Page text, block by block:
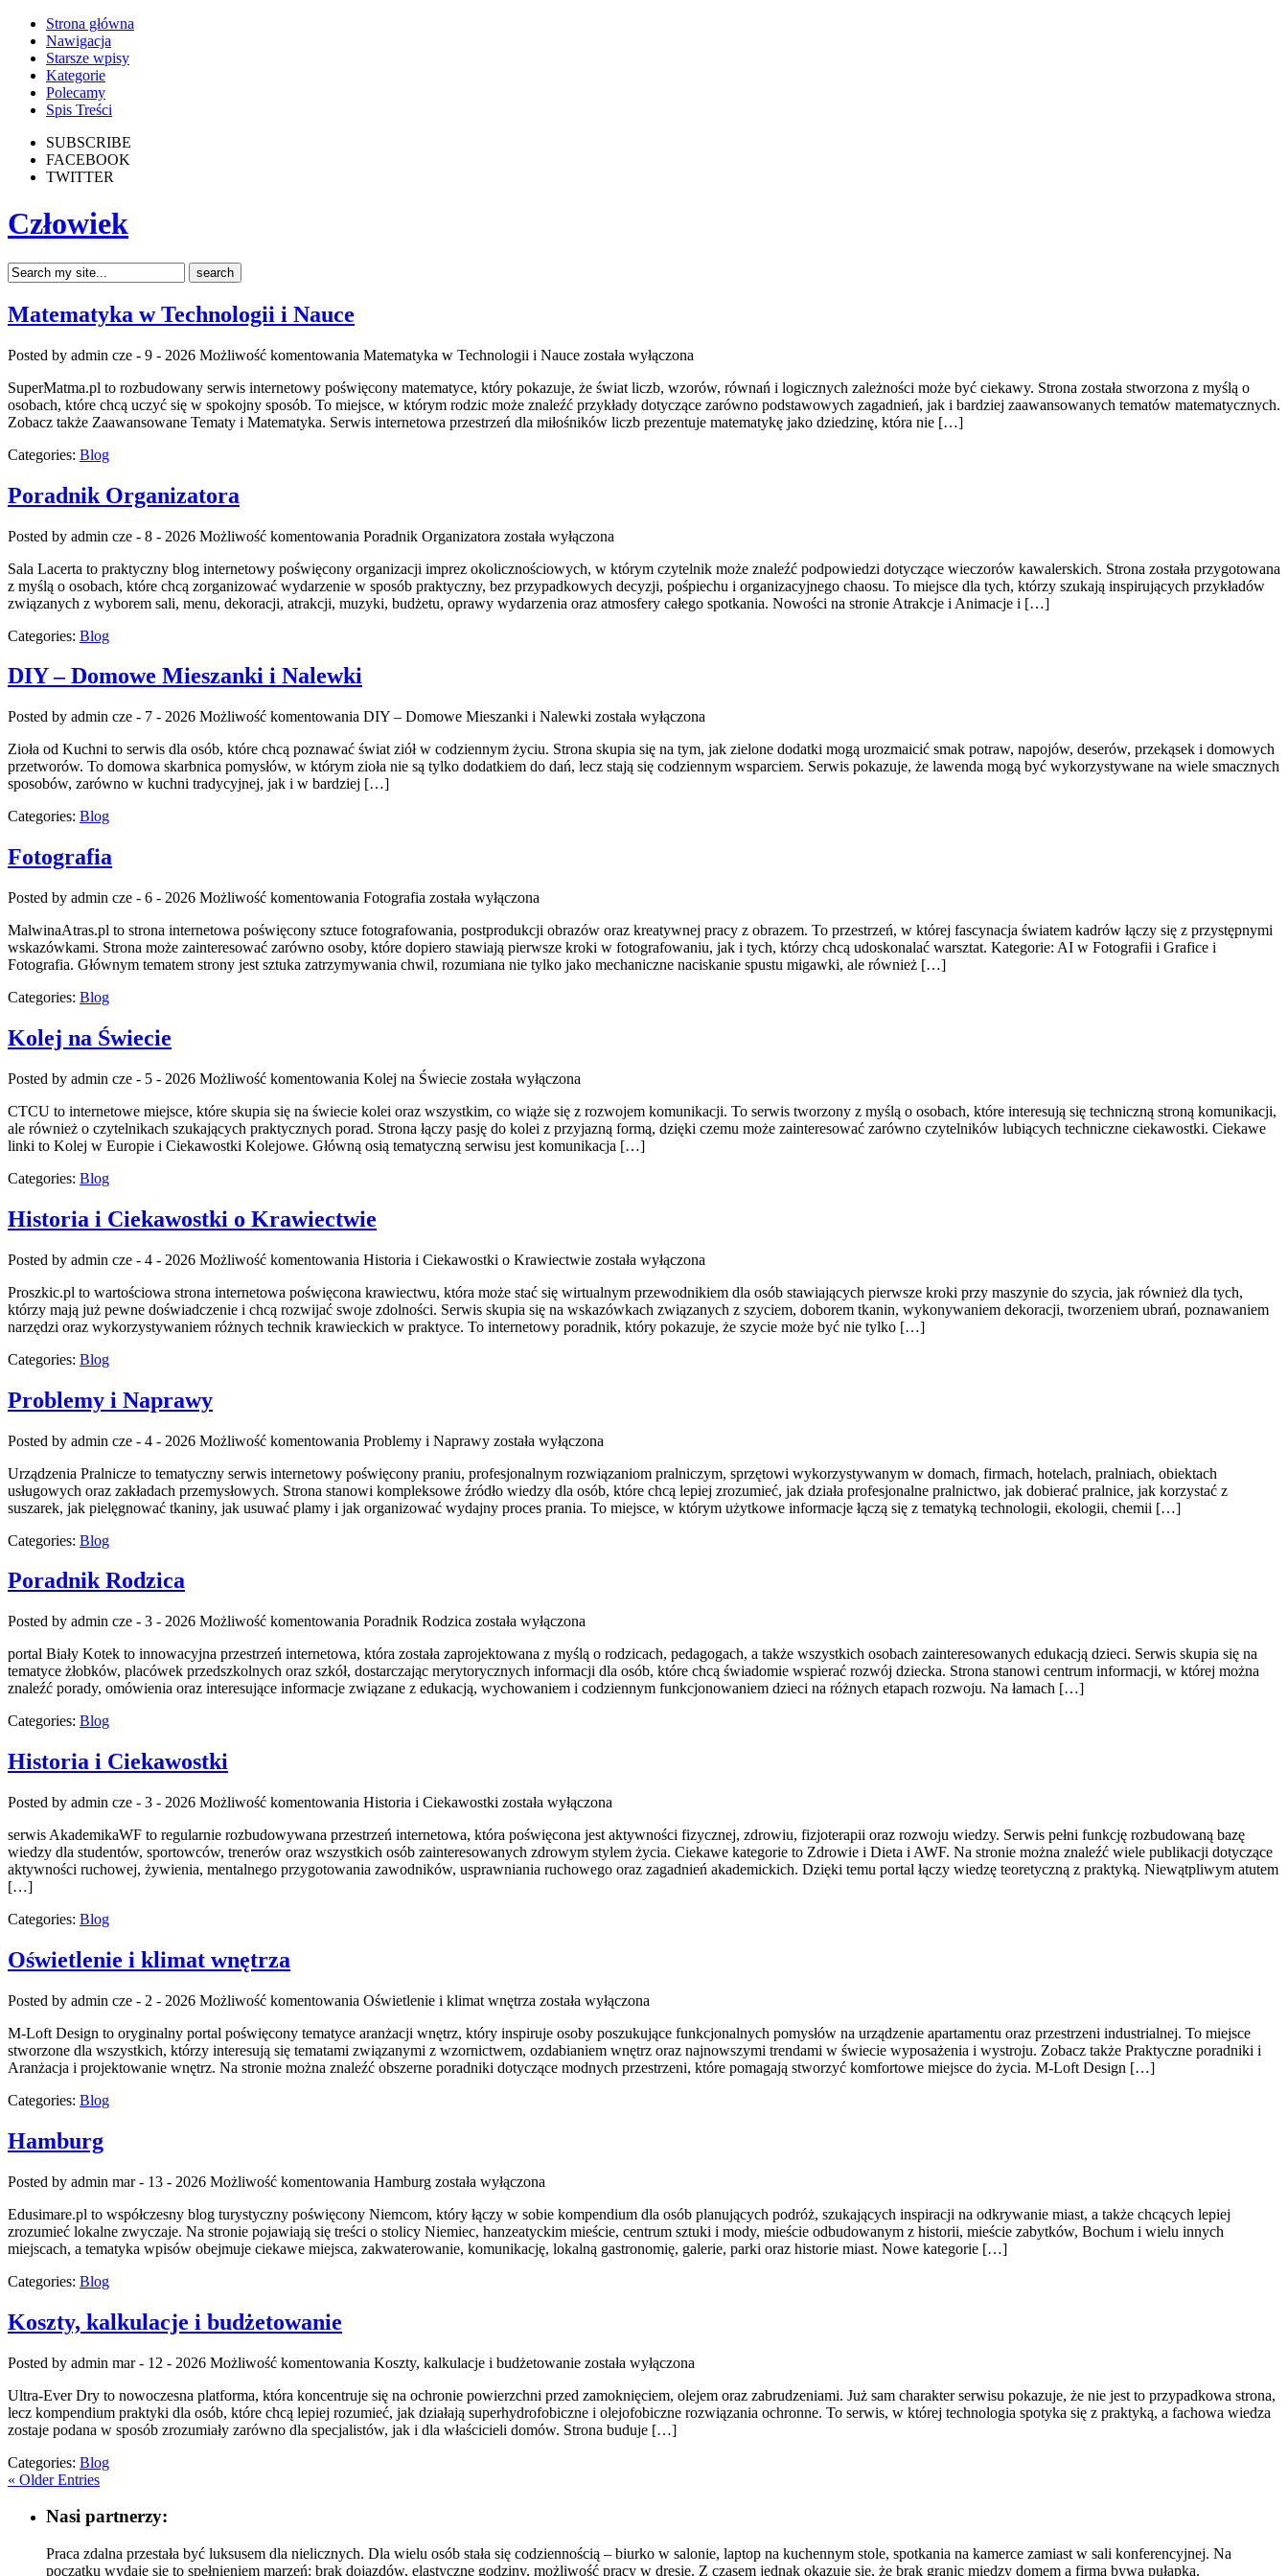
Strona główna
Nawigacja
Starsze wpisy
Kategorie
Polecamy
Spis Treści
SUBSCRIBE
FACEBOOK
TWITTER
Człowiek
Matematyka w Technologii i Nauce
Posted by admin cze - 9 - 2026 Możliwość komentowania Matematyka w Technologii i Nauce została wyłączona
SuperMatma.pl to rozbudowany serwis internetowy poświęcony matematyce, który pokazuje, że świat liczb, wzorów, równań i logicznych zależności może być ciekawy. Strona została stworzona z myślą o
osobach, które chcą uczyć się w spokojny sposób. To miejsce, w którym rodzic może znaleźć przykłady dotyczące zarówno podstawowych zagadnień, jak i bardziej zaawansowanych tematów matematycznych.
Zobacz także Zaawansowane Tematy i Matematyka. Serwis internetowa przestrzeń dla miłośników liczb prezentuje matematykę jako dziedzinę, która nie […]
Categories: Blog
Poradnik Organizatora
Posted by admin cze - 8 - 2026 Możliwość komentowania Poradnik Organizatora została wyłączona
Sala Lacerta to praktyczny blog internetowy poświęcony organizacji imprez okolicznościowych, w którym czytelnik może znaleźć podpowiedzi dotyczące wieczorów kawalerskich. Strona została przygotowana
z myślą o osobach, które chcą zorganizować wydarzenie w sposób praktyczny, bez przypadkowych decyzji, pośpiechu i organizacyjnego chaosu. To miejsce dla tych, którzy szukają inspirujących przykładów
związanych z wyborem sali, menu, dekoracji, atrakcji, muzyki, budżetu, oprawy wydarzenia oraz atmosfery całego spotkania. Nowości na stronie Atrakcje i Animacje i […]
Categories: Blog
DIY – Domowe Mieszanki i Nalewki
Posted by admin cze - 7 - 2026 Możliwość komentowania DIY – Domowe Mieszanki i Nalewki została wyłączona
Zioła od Kuchni to serwis dla osób, które chcą poznawać świat ziół w codziennym życiu. Strona skupia się na tym, jak zielone dodatki mogą urozmaicić smak potraw, napojów, deserów, przekąsek i domowych
przetworów. To domowa skarbnica pomysłów, w którym zioła nie są tylko dodatkiem do dań, lecz stają się codziennym wsparciem. Serwis pokazuje, że lawenda mogą być wykorzystywane na wiele smacznych
sposobów, zarówno w kuchni tradycyjnej, jak i w bardziej […]
Categories: Blog
Fotografia
Posted by admin cze - 6 - 2026 Możliwość komentowania Fotografia została wyłączona
MalwinaAtras.pl to strona internetowa poświęcony sztuce fotografowania, postprodukcji obrazów oraz kreatywnej pracy z obrazem. To przestrzeń, w której fascynacja światem kadrów łączy się z przystępnymi
wskazówkami. Strona może zainteresować zarówno osoby, które dopiero stawiają pierwsze kroki w fotografowaniu, jak i tych, którzy chcą udoskonalać warsztat. Kategorie: AI w Fotografii i Grafice i
Fotografia. Głównym tematem strony jest sztuka zatrzymywania chwil, rozumiana nie tylko jako mechaniczne naciskanie spustu migawki, ale również […]
Categories: Blog
Kolej na Świecie
Posted by admin cze - 5 - 2026 Możliwość komentowania Kolej na Świecie została wyłączona
CTCU to internetowe miejsce, które skupia się na świecie kolei oraz wszystkim, co wiąże się z rozwojem komunikacji. To serwis tworzony z myślą o osobach, które interesują się techniczną stroną komunikacji,
ale również o czytelnikach szukających praktycznych porad. Strona łączy pasję do kolei z przyjazną formą, dzięki czemu może zainteresować zarówno czytelników lubiących techniczne ciekawostki. Ciekawe
linki to Kolej w Europie i Ciekawostki Kolejowe. Główną osią tematyczną serwisu jest komunikacja […]
Categories: Blog
Historia i Ciekawostki o Krawiectwie
Posted by admin cze - 4 - 2026 Możliwość komentowania Historia i Ciekawostki o Krawiectwie została wyłączona
Proszkic.pl to wartościowa strona internetowa poświęcona krawiectwu, która może stać się wirtualnym przewodnikiem dla osób stawiających pierwsze kroki przy maszynie do szycia, jak również dla tych,
którzy mają już pewne doświadczenie i chcą rozwijać swoje zdolności. Serwis skupia się na wskazówkach związanych z szyciem, doborem tkanin, wykonywaniem dekoracji, tworzeniem ubrań, poznawaniem
narzędzi oraz wykorzystywaniem różnych technik krawieckich w praktyce. To internetowy poradnik, który pokazuje, że szycie może być nie tylko […]
Categories: Blog
Problemy i Naprawy
Posted by admin cze - 4 - 2026 Możliwość komentowania Problemy i Naprawy została wyłączona
Urządzenia Pralnicze to tematyczny serwis internetowy poświęcony praniu, profesjonalnym rozwiązaniom pralniczym, sprzętowi wykorzystywanym w domach, firmach, hotelach, pralniach, obiektach
usługowych oraz zakładach przemysłowych. Strona stanowi kompleksowe źródło wiedzy dla osób, które chcą lepiej zrozumieć, jak działa profesjonalne pralnictwo, jak dobierać pralnice, jak korzystać z
suszarek, jak pielęgnować tkaniny, jak usuwać plamy i jak organizować wydajny proces prania. To miejsce, w którym użytkowe informacje łączą się z tematyką technologii, ekologii, chemii […]
Categories: Blog
Poradnik Rodzica
Posted by admin cze - 3 - 2026 Możliwość komentowania Poradnik Rodzica została wyłączona
portal Biały Kotek to innowacyjna przestrzeń internetowa, która została zaprojektowana z myślą o rodzicach, pedagogach, a także wszystkich osobach zainteresowanych edukacją dzieci. Serwis skupia się na
tematyce żłobków, placówek przedszkolnych oraz szkół, dostarczając merytorycznych informacji dla osób, które chcą świadomie wspierać rozwój dziecka. Strona stanowi centrum informacji, w której można
znaleźć porady, omówienia oraz interesujące informacje związane z edukacją, wychowaniem i codziennym funkcjonowaniem dzieci na różnych etapach rozwoju. Na łamach […]
Categories: Blog
Historia i Ciekawostki
Posted by admin cze - 3 - 2026 Możliwość komentowania Historia i Ciekawostki została wyłączona
serwis AkademikaWF to regularnie rozbudowywana przestrzeń internetowa, która poświęcona jest aktywności fizycznej, zdrowiu, fizjoterapii oraz rozwoju wiedzy. Serwis pełni funkcję rozbudowaną bazę
wiedzy dla studentów, sportowców, trenerów oraz wszystkich osób zainteresowanych zdrowym stylem życia. Ciekawe kategorie to Zdrowie i Dieta i AWF. Na stronie można znaleźć wiele publikacji dotyczące
aktywności ruchowej, żywienia, mentalnego przygotowania zawodników, usprawniania ruchowego oraz zagadnień akademickich. Dzięki temu portal łączy wiedzę teoretyczną z praktyką. Niewątpliwym atutem
[…]
Categories: Blog
Oświetlenie i klimat wnętrza
Posted by admin cze - 2 - 2026 Możliwość komentowania Oświetlenie i klimat wnętrza została wyłączona
M-Loft Design to oryginalny portal poświęcony tematyce aranżacji wnętrz, który inspiruje osoby poszukujące funkcjonalnych pomysłów na urządzenie apartamentu oraz przestrzeni industrialnej. To miejsce
stworzone dla wszystkich, którzy interesują się tematami związanymi z wzornictwem, ozdabianiem wnętrz oraz najnowszymi trendami w świecie wyposażenia i wystroju. Zobacz także Praktyczne poradniki i
Aranżacja i projektowanie wnętrz. Na stronie można znaleźć obszerne poradniki dotyczące modnych przestrzeni, które pomagają stworzyć komfortowe miejsce do życia. M-Loft Design […]
Categories: Blog
Hamburg
Posted by admin mar - 13 - 2026 Możliwość komentowania Hamburg została wyłączona
Edusimare.pl to współczesny blog turystyczny poświęcony Niemcom, który łączy w sobie kompendium dla osób planujących podróż, szukających inspiracji na odkrywanie miast, a także chcących lepiej
zrozumieć lokalne zwyczaje. Na stronie pojawiają się treści o stolicy Niemiec, hanzeatyckim mieście, centrum sztuki i mody, mieście odbudowanym z historii, mieście zabytków, Bochum i wielu innych
miejscach, a tematyka wpisów obejmuje ciekawe miejsca, zakwaterowanie, komunikację, lokalną gastronomię, galerie, parki oraz historie miast. Nowe kategorie […]
Categories: Blog
Koszty, kalkulacje i budżetowanie
Posted by admin mar - 12 - 2026 Możliwość komentowania Koszty, kalkulacje i budżetowanie została wyłączona
Ultra-Ever Dry to nowoczesna platforma, która koncentruje się na ochronie powierzchni przed zamoknięciem, olejem oraz zabrudzeniami. Już sam charakter serwisu pokazuje, że nie jest to przypadkowa strona,
lecz kompendium praktyki dla osób, które chcą lepiej rozumieć, jak działają superhydrofobiczne i olejofobiczne rozwiązania ochronne. To serwis, w której technologia spotyka się z praktyką, a fachowa wiedza
zostaje podana w sposób zrozumiały zarówno dla specjalistów, jak i dla właścicieli domów. Strona buduje […]
Categories: Blog
« Older Entries
Nasi partnerzy:
Praca zdalna przestała być luksusem dla nielicznych. Dla wielu osób stała się codziennością – biurko w salonie, laptop na kuchennym stole, spotkania na kamerce zamiast w sali konferencyjnej. Na
początku wydaje się to spełnieniem marzeń: brak dojazdów, elastyczne godziny, możliwość pracy w dresie. Z czasem jednak okazuje się, że brak granic między domem a firmą bywa pułapką.